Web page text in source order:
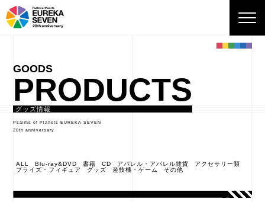
PRODUCTS
グッズ情報
Psalms of Planets EUREKA SEVEN
20th anniversary
ALL Blu-ray&DVD 書籍 CD アパレル・アパレル雑貨
アクセサリー類
プライズ・フィギュア
グッズ 遊技機・ゲーム その他